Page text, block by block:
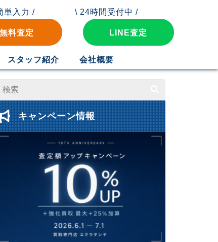
単入力 /
無料査定
\ 24時間受付中 /
LINE査定
スタッフ紹介 会社概要
キャンペーン情報